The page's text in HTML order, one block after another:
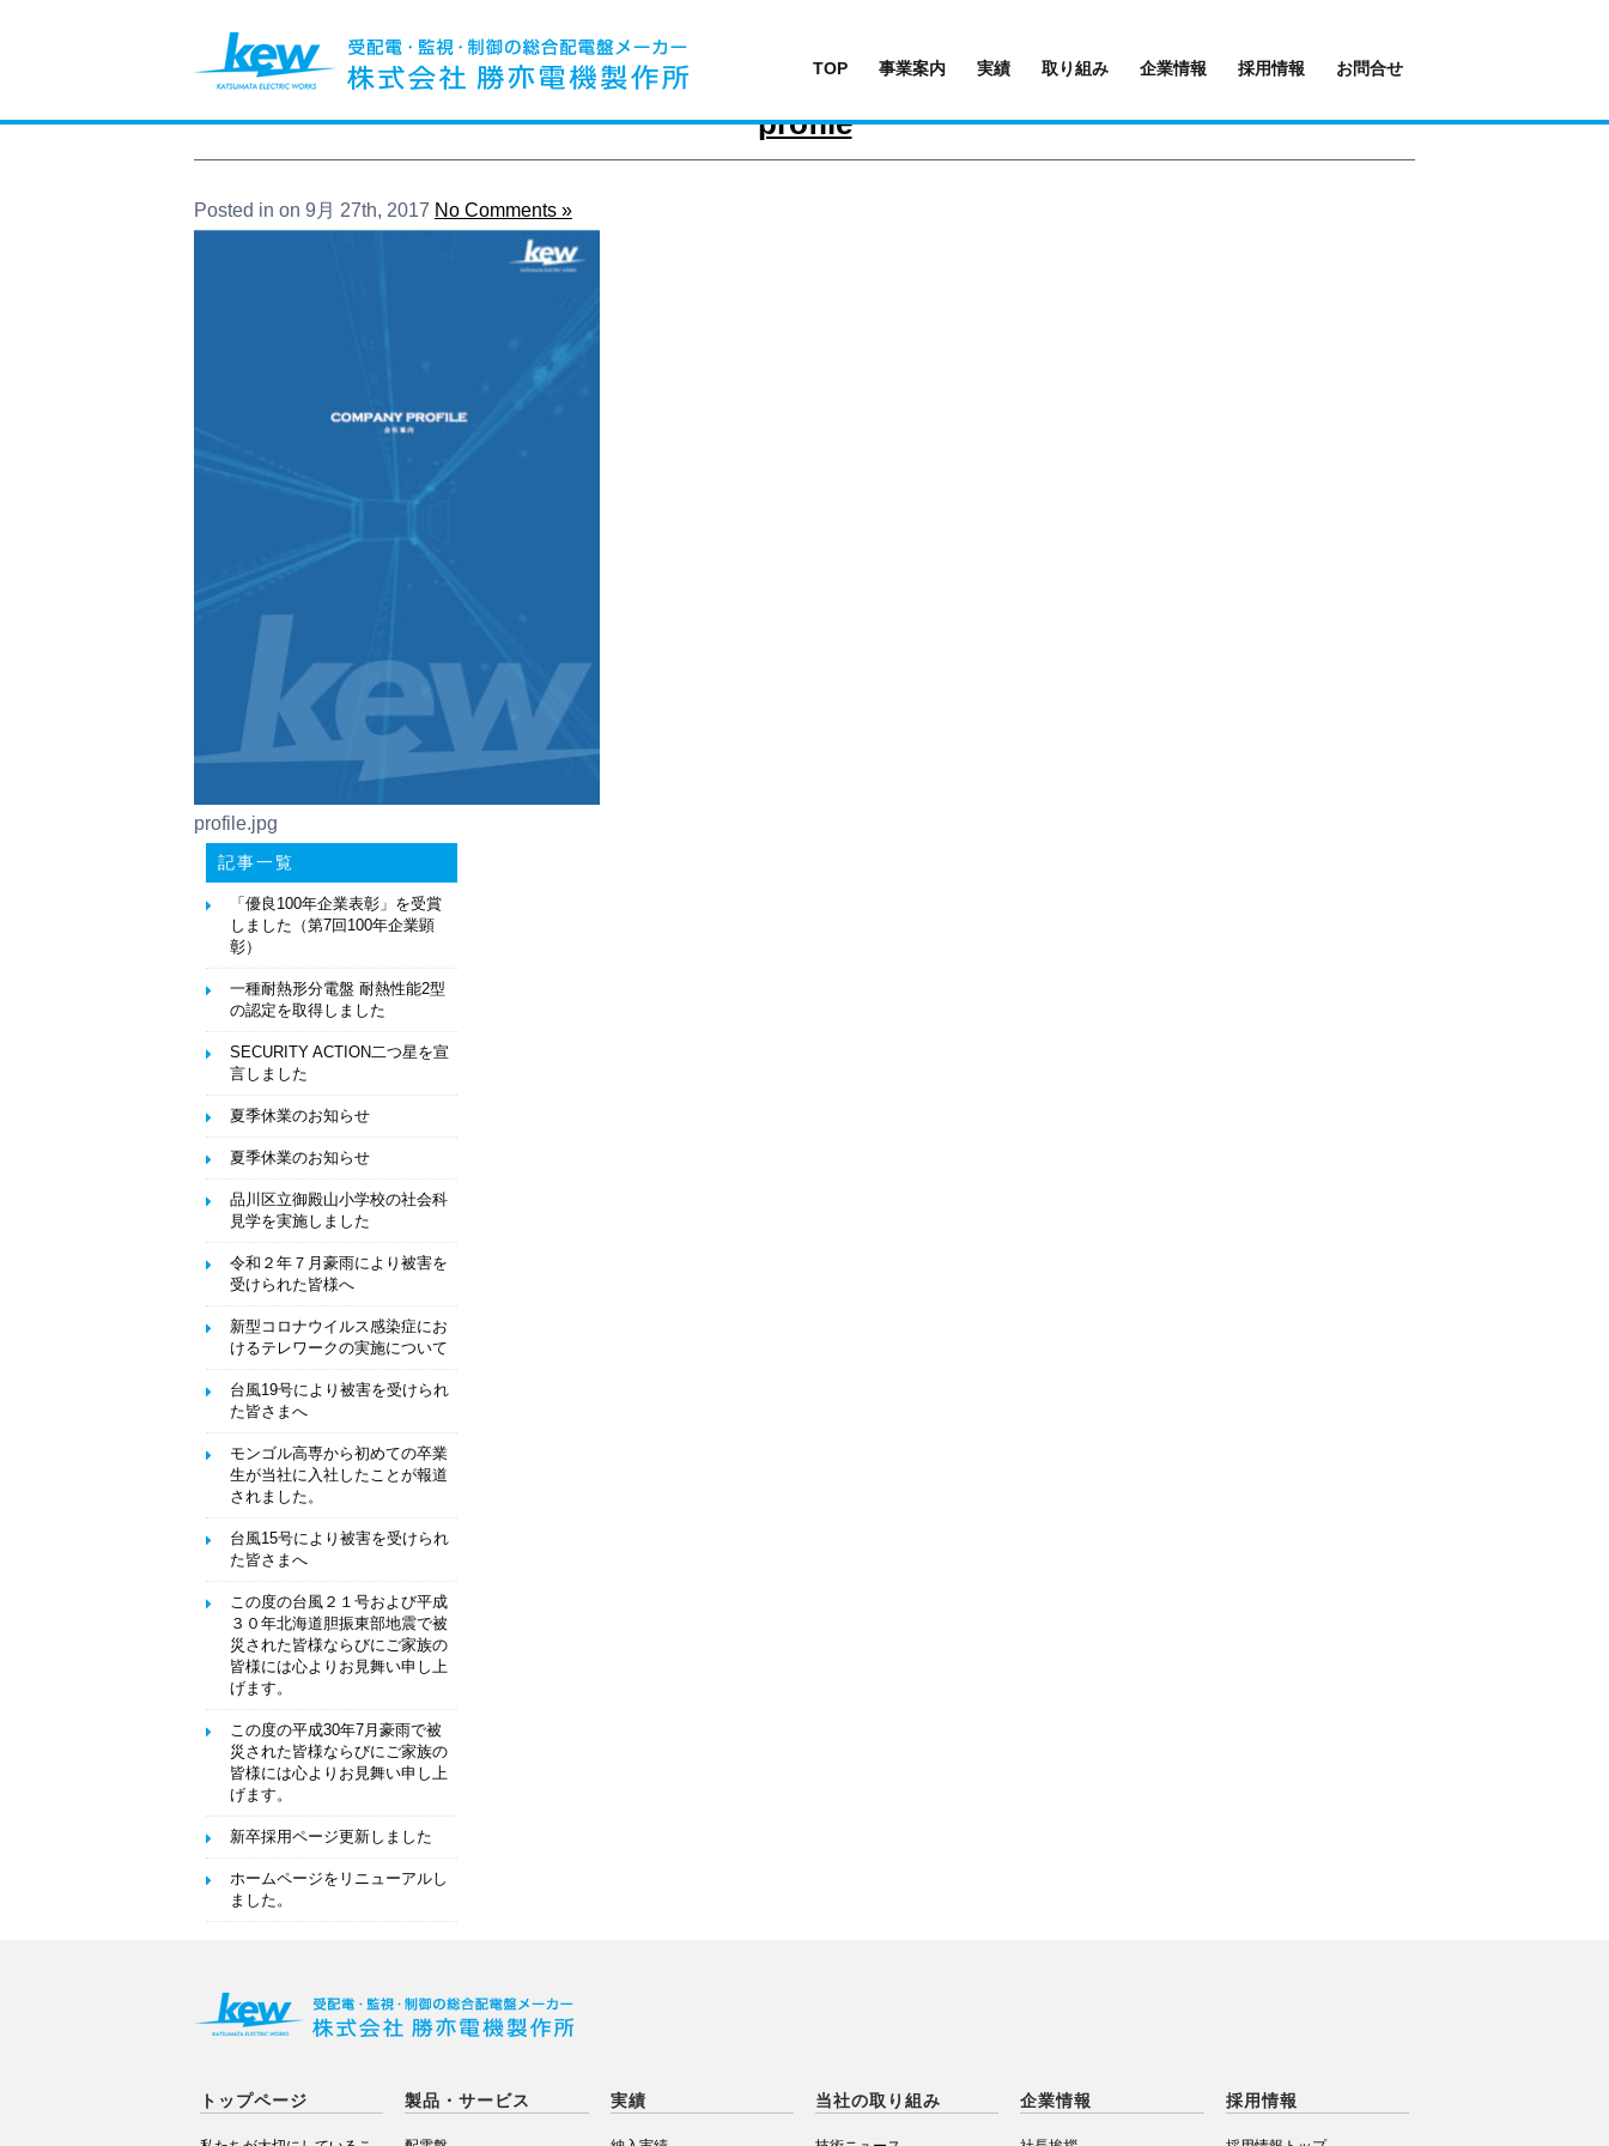
TOP 事業案内 実績 取り組み 企業情報 採用情報 お問合せ
profile
Posted in on 9月 27th, 2017 No Comments »
profile.jpg
記事一覧
「優良100年企業表彰」を受賞
しました（第7回100年企業顕
彰）
一種耐熱形分電盤 耐熱性能2型
の認定を取得しました
SECURITY ACTION二つ星を宣
言しました
夏季休業のお知らせ
夏季休業のお知らせ
品川区立御殿山小学校の社会科
見学を実施しました
令和２年７月豪雨により被害を
受けられた皆様へ
新型コロナウイルス感染症にお
けるテレワークの実施について
台風19号により被害を受けられ
た皆さまへ
モンゴル高専から初めての卒業
生が当社に入社したことが報道
されました。
台風15号により被害を受けられ
た皆さまへ
この度の台風２１号および平成
３０年北海道胆振東部地震で被
災された皆様ならびにご家族の
皆様には心よりお見舞い申し上
げます。
この度の平成30年7月豪雨で被
災された皆様ならびにご家族の
皆様には心よりお見舞い申し上
げます。
新卒採用ページ更新しました
ホームページをリニューアルし
ました。
トップページ 製品・サービス 実績 当社の取り組み 企業情報 採用情報